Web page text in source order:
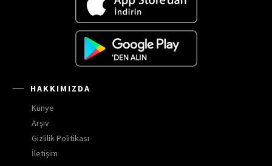
HAKKIMIZDA
Künye
Arşiv
Gizlilik Politikası
İletişim